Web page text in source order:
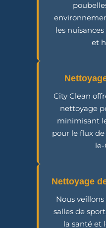
les
et
City Clean
nettoyage
minimisant
pour le flux
Nettoyage
Nous
salles de
la santé et